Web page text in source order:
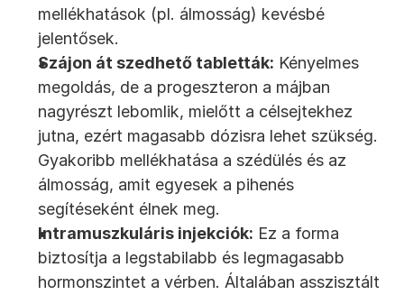
mellékhatások (pl. álmosság) kevésbé
jelentősek.
Szájon át szedhető tabletták: Kényelmes
megoldás, de a progeszteron a májban
nagyrészt lebomlik, mielőtt a célsejtekhez
jutna, ezért magasabb dózisra lehet szükség.
Gyakoribb mellékhatása a szédülés és az
álmosság, amit egyesek a pihenés
segítéseként élnek meg.
Intramuszkuláris injekciók: Ez a forma
biztosítja a legstabilabb és legmagasabb
hormonszintet a vérben. Általában asszisztált